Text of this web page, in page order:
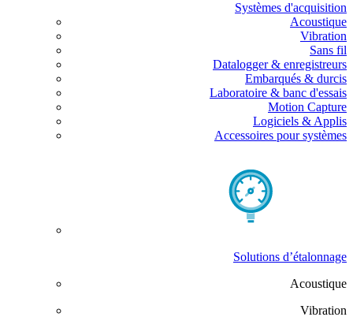
Systèmes d'acquisition
Acoustique
Vibration
Sans fil
Datalogger & enregistreurs
Embarqués & durcis
Laboratoire & banc d'essais
Motion Capture
Logiciels & Applis
Accessoires pour systèmes
Solutions d’étalonnage
Acoustique
Vibration